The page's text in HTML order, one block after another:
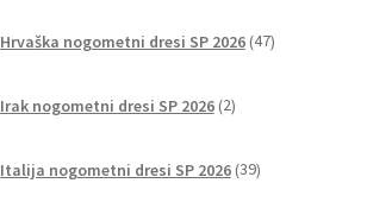
Hrvaška nogometni dresi SP 2026 47izdelkov
Irak nogometni dresi SP 2026 2izdelka
Italija nogometni dresi SP 2026 39izdelkov